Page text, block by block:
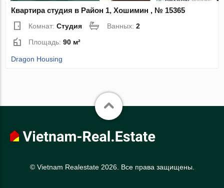
Квартира студия в Район 1, Хошимин , № 15365
Комнат:Студия Ванных:2
Площадь:90 м²
Dragon Housing
© Vietnam Realestate 2026. Все права защищены.